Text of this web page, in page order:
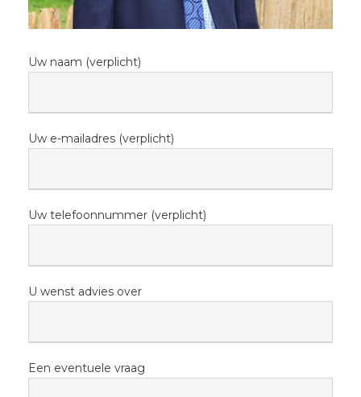
Uw naam (verplicht)
Uw e-mailadres (verplicht)
Uw telefoonnummer (verplicht)
U wenst advies over
Een eventuele vraag